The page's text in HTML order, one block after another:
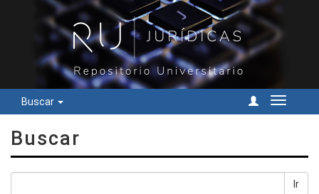
Buscar
Cambiar
Buscar
Ir